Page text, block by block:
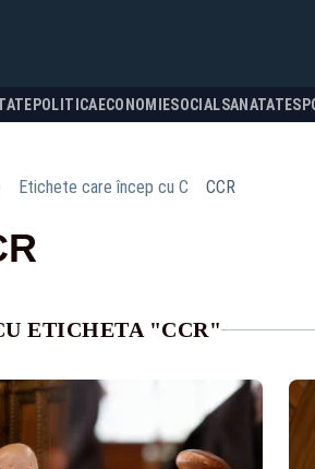
POLITICA ECONOMIESOCIALSANATATE
Etichete care încep cu C CCR
ETICHETA "CCR"